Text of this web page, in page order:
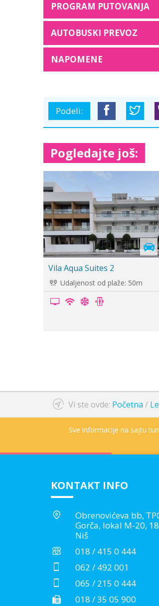
PROGRAM PUTOVANJA
AUTOBUSKI PREVOZ
NAPOMENE
Podeli:
Pogledajte još:
Cenovnik je
u pripremi
Vila Tolis
Udaljenost od plaže: 200m
Vi ste ovde: Početna /
Sve informacije na sajtu
KONTAKT INFO
Obrenovićeva bb,
Gorča, lokal M-20,
Niš
018 / 415 0 444
062 / 492 001
065 / 215 0 444
018 / 35 05 900